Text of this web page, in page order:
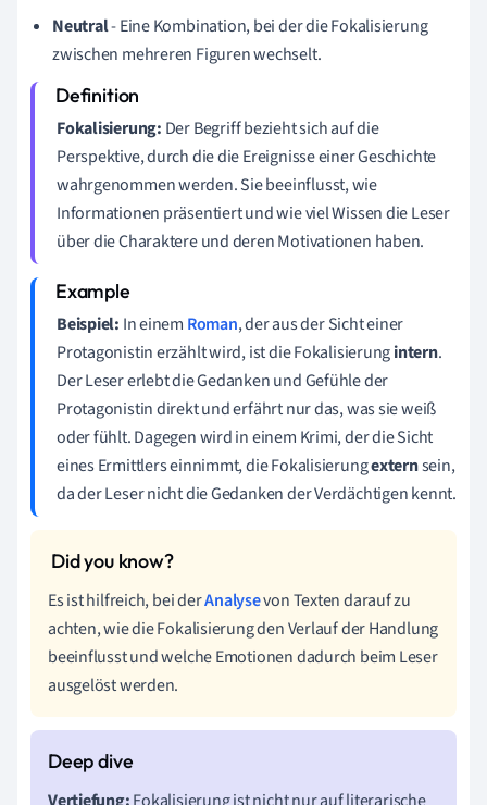
Neutral- Eine Kombination, bei der die Fokalisierung
zwischen mehreren Figuren wechselt.
Fokalisierung: Der Begriff bezieht sich auf die
Perspektive, durch die die Ereignisse einer Geschichte
wahrgenommen werden. Sie beeinflusst, wie
Informationen präsentiert und wie viel Wissen die Leser
über die Charaktere und deren Motivationen haben.
Beispiel: In einem Roman, der aus der Sicht einer
Protagonistin erzählt wird, ist die Fokalisierungintern.
Der Leser erlebt die Gedanken und Gefühle der
Protagonistin direkt und erfährt nur das, was sie weiß
oder fühlt. Dagegen wird in einem Krimi, der die Sicht
eines Ermittlers einnimmt, die Fokalisierungexternsein,
da der Leser nicht die Gedanken der Verdächtigen kennt.
Es ist hilfreich, bei derAnalysevon Texten darauf zu
achten, wie die Fokalisierung den Verlauf der Handlung
beeinflusst und welche Emotionen dadurch beim Leser
ausgelöst werden.
Vertiefung:Fokalisierung ist nicht nur auf literarische